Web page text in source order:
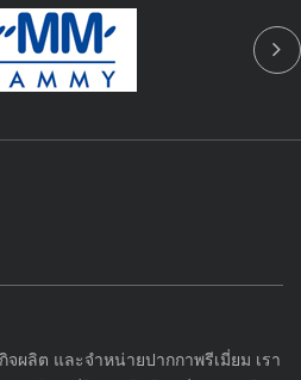
จผลิต และจำหน่ายปากกาพรีเมี่ยม เรา